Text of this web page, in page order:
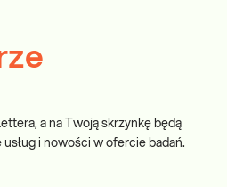
a na Twoją skrzynkę będą
i nowości w ofercie badań.